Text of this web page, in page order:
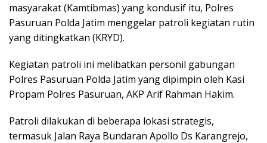
masyarakat (Kamtibmas) yang kondusif itu, Polres
Pasuruan Polda Jatim menggelar patroli kegiatan rutin
yang ditingkatkan (KRYD).
Kegiatan patroli ini melibatkan personil gabungan
Polres Pasuruan Polda Jatim yang dipimpin oleh Kasi
Propam Polres Pasuruan, AKP Arif Rahman Hakim.
Patroli dilakukan di beberapa lokasi strategis,
termasuk Jalan Raya Bundaran Apollo Ds Karangrejo,